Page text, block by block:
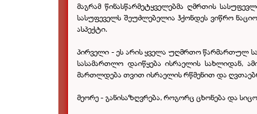
მაგრამ წინასწარმეტყველებმა ღმრთის
სასუფეველს შეუძლებელია ჰქონდეს ვიწრო
ასპექტი.
პირველი - ეს არის ყველა უღმრთო წარმართულ
სასამართლო დაიწყება ისრაელის სახლიდან,
მართლდება თვით ისრაელის რწმენით და
მეორე - განისაზღვრება, როგორც ცხონება და